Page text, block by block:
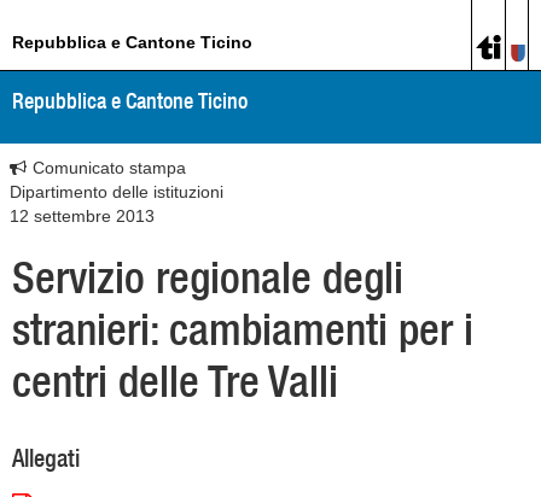
Repubblica e Cantone Ticino
Repubblica e Cantone Ticino
Comunicato stampa
Dipartimento delle istituzioni
12 settembre 2013
Servizio regionale degli
stranieri: cambiamenti per i
centri delle Tre Valli
Allegati